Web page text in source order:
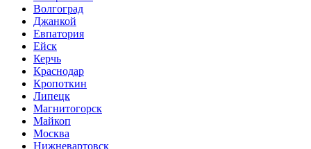
Волгоград
Джанкой
Евпатория
Ейск
Керчь
Краснодар
Кропоткин
Липецк
Магнитогорск
Майкоп
Москва
Нижневартовск